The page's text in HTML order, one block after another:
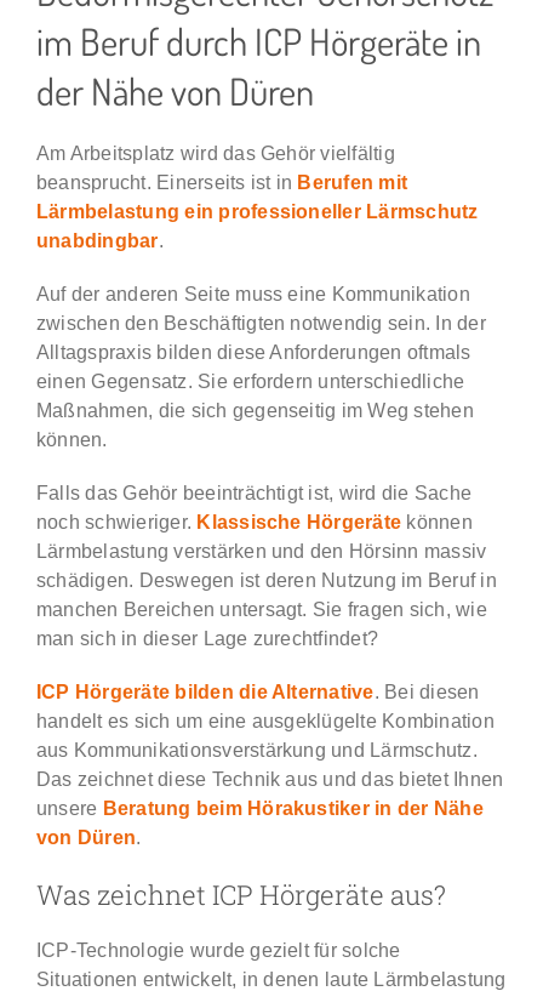
Karriere & Jobs
im Beruf durch ICP Hörgeräte in
der Nähe von Düren
Am Arbeitsplatz wird das Gehör vielfältig
beansprucht. Einerseits ist in Berufen mit
Lärmbelastung ein professioneller Lärmschutz
unabdingbar.
Auf der anderen Seite muss eine Kommunikation
zwischen den Beschäftigten notwendig sein. In der
Alltagspraxis bilden diese Anforderungen oftmals
einen Gegensatz. Sie erfordern unterschiedliche
Maßnahmen, die sich gegenseitig im Weg stehen
können.
Falls das Gehör beeinträchtigt ist, wird die Sache
noch schwieriger. Klassische Hörgeräte können
Lärmbelastung verstärken und den Hörsinn massiv
schädigen. Deswegen ist deren Nutzung im Beruf in
manchen Bereichen untersagt. Sie fragen sich, wie
man sich in dieser Lage zurechtfindet?
ICP Hörgeräte bilden die Alternative. Bei diesen
handelt es sich um eine ausgeklügelte Kombination
aus Kommunikationsverstärkung und Lärmschutz.
Das zeichnet diese Technik aus und das bietet Ihnen
unsere Beratung beim Hörakustiker in der Nähe
von Düren.
Was zeichnet ICP Hörgeräte aus?
ICP-Technologie wurde gezielt für solche
Situationen entwickelt, in denen laute Lärmbelastung